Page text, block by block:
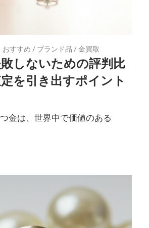
おすすめ/ ブランド品/金買取
しないための評判比
を引き出すポイント
金は、世界中で価値のある